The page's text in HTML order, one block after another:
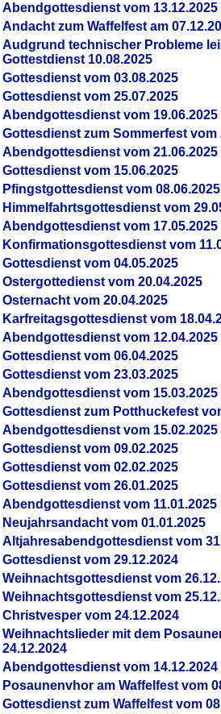
Abendgottesdienst vom 13.12.2025
Andacht zum Waffelfest am
Audgrund technischer Probleme
Gottestdienst 10.08.2025
Gottesdienst vom 03.08.2025
Gottesdienst vom 25.07.2025
Abendgottesdienst vom 19.06.2025
Gottesdienst zum Sommerfest vom
Abendgottesdienst vom 21.06.2025
Gottesdienst vom 15.06.2025
Pfingstgottesdienst vom 08.06.2025
Himmelfahrtsgottesdienst vom
Abendgottesdienst vom 17.05.2025
Konfirmationsgottesdienst vom
Gottesdienst vom 04.05.2025
Ostergottedienst vom 20.04.2025
Osternacht vom 20.04.2025
Karfreitagsgottesdienst vom
Abendgottesdienst vom 12.04.2025
Gottesdienst vom 06.04.2025
Gottesdienst vom 23.03.2025
Abendgottesdienst vom 15.03.2025
Gottesdienst zum Potthuckefest
Abendgottesdienst vom 15.02.2025
Gottesdienst vom 09.02.2025
Gottesdienst vom 02.02.2025
Gottesdienst vom 26.01.2025
Abendgottesdienst vom 11.01.2025
Neujahrsandacht vom 01.01.2025
Altjahresabendgottesdienst vom
Gottesdienst vom 29.12.2024
Weihnachtsgottesdienst vom
Weihnachtsgottesdienst vom
Christvesper vom 24.12.2024
Weihnachtslieder mit dem
24.12.2024
Abendgottesdienst vom 14.12.2024
Posaunenvhor am Waffelfest vom
Gottesdienst zum Waffelfest vom